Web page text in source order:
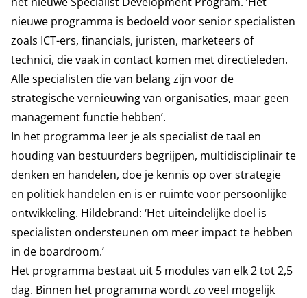
nieuwe programma is bedoeld voor senior specialisten
zoals ICT-ers, financials, juristen, marketeers of
technici, die vaak in contact komen met directieleden.
Alle specialisten die van belang zijn voor de
strategische vernieuwing van organisaties, maar geen
management functie hebben’.
In het programma leer je als specialist de taal en
houding van bestuurders begrijpen, multidisciplinair te
denken en handelen, doe je kennis op over strategie
en politiek handelen en is er ruimte voor persoonlijke
ontwikkeling. Hildebrand: ‘Het uiteindelijke doel is
specialisten ondersteunen om meer impact te hebben
in de boardroom.’
Het programma bestaat uit 5 modules van elk 2 tot 2,5
dag. Binnen het programma wordt zo veel mogelijk